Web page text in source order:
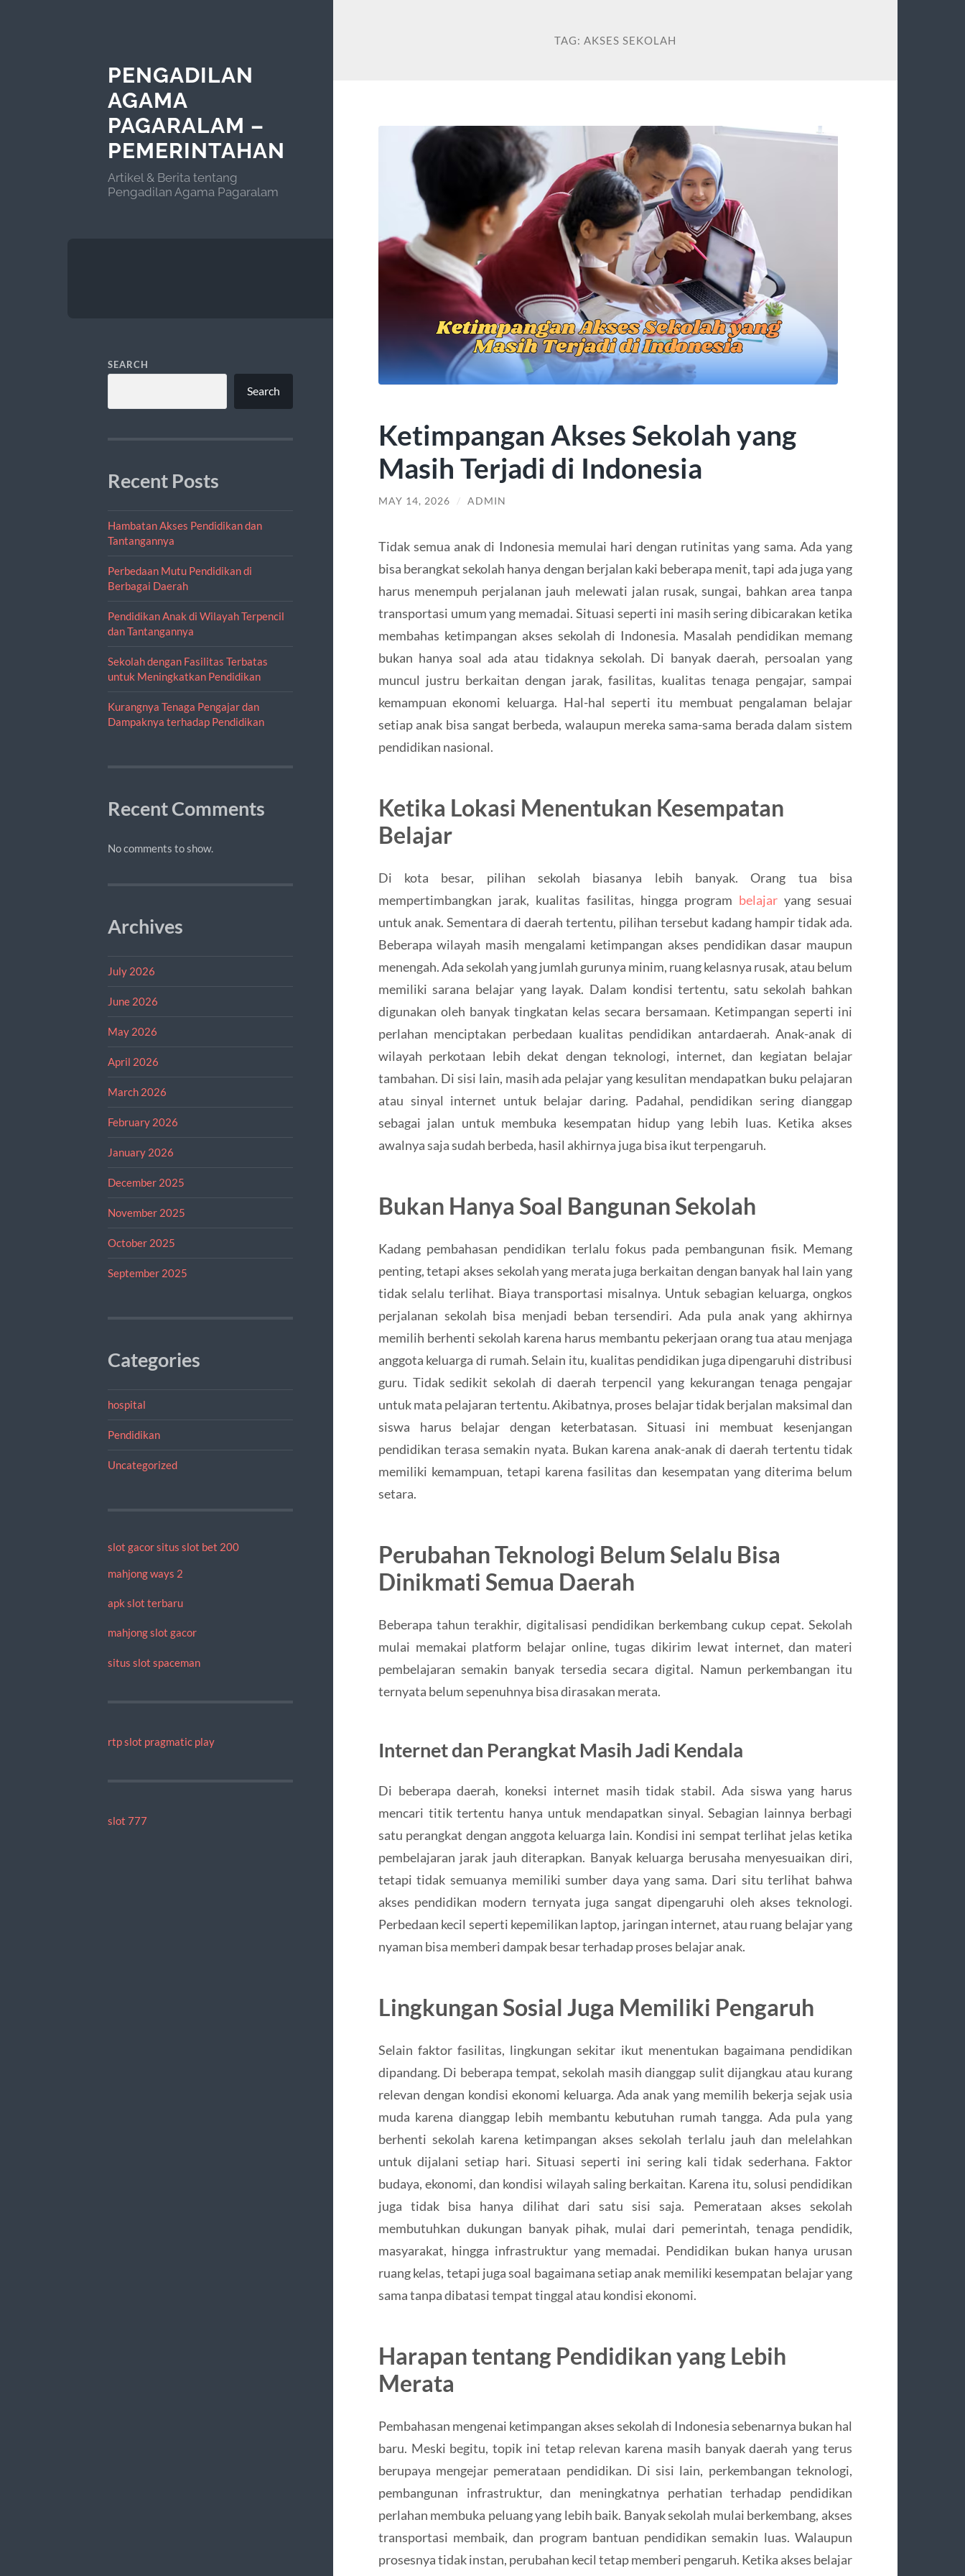
PENGADILAN
AGAMA
PAGARALAM –
PEMERINTAHAN
Artikel & Berita tentang
Pengadilan Agama Pagaralam
SEARCH
Search
Recent Posts
Hambatan Akses Pendidikan dan
Tantangannya
Perbedaan Mutu Pendidikan di
Berbagai Daerah
Pendidikan Anak di Wilayah Terpencil
dan Tantangannya
Sekolah dengan Fasilitas Terbatas
untuk Meningkatkan Pendidikan
Kurangnya Tenaga Pengajar dan
Dampaknya terhadap Pendidikan
Recent Comments
No comments to show.
Archives
July 2026
June 2026
May 2026
April 2026
March 2026
February 2026
January 2026
December 2025
November 2025
October 2025
September 2025
Categories
hospital
Pendidikan
Uncategorized
slot gacorsitus slot bet 200
mahjong ways 2
apk slot terbaru
mahjong slot gacor
situs slot spaceman
rtp slot pragmatic play
slot 777
TAG: AKSES SEKOLAH
Ketimpangan Akses Sekolah yang
Masih Terjadi di Indonesia
MAY 14, 2026 / ADMIN
Tidak semua anak di Indonesia memulai hari dengan rutinitas yang sama. Ada yang
bisa berangkat sekolah hanya dengan berjalan kaki beberapa menit, tapi ada juga yang
harus menempuh perjalanan jauh melewati jalan rusak, sungai, bahkan area tanpa
transportasi umum yang memadai. Situasi seperti ini masih sering dibicarakan ketika
membahas ketimpangan akses sekolah di Indonesia. Masalah pendidikan memang
bukan hanya soal ada atau tidaknya sekolah. Di banyak daerah, persoalan yang
muncul justru berkaitan dengan jarak, fasilitas, kualitas tenaga pengajar, sampai
kemampuan ekonomi keluarga. Hal-hal seperti itu membuat pengalaman belajar
setiap anak bisa sangat berbeda, walaupun mereka sama-sama berada dalam sistem
pendidikan nasional.
Ketika Lokasi Menentukan Kesempatan
Belajar
Di kota besar, pilihan sekolah biasanya lebih banyak. Orang tua bisa
mempertimbangkan jarak, kualitas fasilitas, hingga program belajaryang sesuai
untuk anak. Sementara di daerah tertentu, pilihan tersebut kadang hampir tidak ada.
Beberapa wilayah masih mengalami ketimpangan akses pendidikan dasar maupun
menengah. Ada sekolah yang jumlah gurunya minim, ruang kelasnya rusak, atau belum
memiliki sarana belajar yang layak. Dalam kondisi tertentu, satu sekolah bahkan
digunakan oleh banyak tingkatan kelas secara bersamaan. Ketimpangan seperti ini
perlahan menciptakan perbedaan kualitas pendidikan antardaerah. Anak-anak di
wilayah perkotaan lebih dekat dengan teknologi, internet, dan kegiatan belajar
tambahan. Di sisi lain, masih ada pelajar yang kesulitan mendapatkan buku pelajaran
atau sinyal internet untuk belajar daring. Padahal, pendidikan sering dianggap
sebagai jalan untuk membuka kesempatan hidup yang lebih luas. Ketika akses
awalnya saja sudah berbeda, hasil akhirnya juga bisa ikut terpengaruh.
Bukan Hanya Soal Bangunan Sekolah
Kadang pembahasan pendidikan terlalu fokus pada pembangunan fisik. Memang
penting, tetapi akses sekolah yang merata juga berkaitan dengan banyak hal lain yang
tidak selalu terlihat. Biaya transportasi misalnya. Untuk sebagian keluarga, ongkos
perjalanan sekolah bisa menjadi beban tersendiri. Ada pula anak yang akhirnya
memilih berhenti sekolah karena harus membantu pekerjaan orang tua atau menjaga
anggota keluarga di rumah. Selain itu, kualitas pendidikan juga dipengaruhi distribusi
guru. Tidak sedikit sekolah di daerah terpencil yang kekurangan tenaga pengajar
untuk mata pelajaran tertentu. Akibatnya, proses belajar tidak berjalan maksimal dan
siswa harus belajar dengan keterbatasan. Situasi ini membuat kesenjangan
pendidikan terasa semakin nyata. Bukan karena anak-anak di daerah tertentu tidak
memiliki kemampuan, tetapi karena fasilitas dan kesempatan yang diterima belum
setara.
Perubahan Teknologi Belum Selalu Bisa
Dinikmati Semua Daerah
Beberapa tahun terakhir, digitalisasi pendidikan berkembang cukup cepat. Sekolah
mulai memakai platform belajar online, tugas dikirim lewat internet, dan materi
pembelajaran semakin banyak tersedia secara digital. Namun perkembangan itu
ternyata belum sepenuhnya bisa dirasakan merata.
Internet dan Perangkat Masih Jadi Kendala
Di beberapa daerah, koneksi internet masih tidak stabil. Ada siswa yang harus
mencari titik tertentu hanya untuk mendapatkan sinyal. Sebagian lainnya berbagi
satu perangkat dengan anggota keluarga lain. Kondisi ini sempat terlihat jelas ketika
pembelajaran jarak jauh diterapkan. Banyak keluarga berusaha menyesuaikan diri,
tetapi tidak semuanya memiliki sumber daya yang sama. Dari situ terlihat bahwa
akses pendidikan modern ternyata juga sangat dipengaruhi oleh akses teknologi.
Perbedaan kecil seperti kepemilikan laptop, jaringan internet, atau ruang belajar yang
nyaman bisa memberi dampak besar terhadap proses belajar anak.
Lingkungan Sosial Juga Memiliki Pengaruh
Selain faktor fasilitas, lingkungan sekitar ikut menentukan bagaimana pendidikan
dipandang. Di beberapa tempat, sekolah masih dianggap sulit dijangkau atau kurang
relevan dengan kondisi ekonomi keluarga. Ada anak yang memilih bekerja sejak usia
muda karena dianggap lebih membantu kebutuhan rumah tangga. Ada pula yang
berhenti sekolah karena ketimpangan akses sekolah terlalu jauh dan melelahkan
untuk dijalani setiap hari. Situasi seperti ini sering kali tidak sederhana. Faktor
budaya, ekonomi, dan kondisi wilayah saling berkaitan. Karena itu, solusi pendidikan
juga tidak bisa hanya dilihat dari satu sisi saja. Pemerataan akses sekolah
membutuhkan dukungan banyak pihak, mulai dari pemerintah, tenaga pendidik,
masyarakat, hingga infrastruktur yang memadai. Pendidikan bukan hanya urusan
ruang kelas, tetapi juga soal bagaimana setiap anak memiliki kesempatan belajar yang
sama tanpa dibatasi tempat tinggal atau kondisi ekonomi.
Harapan tentang Pendidikan yang Lebih
Merata
Pembahasan mengenai ketimpangan akses sekolah di Indonesia sebenarnya bukan hal
baru. Meski begitu, topik ini tetap relevan karena masih banyak daerah yang terus
berupaya mengejar pemerataan pendidikan. Di sisi lain, perkembangan teknologi,
pembangunan infrastruktur, dan meningkatnya perhatian terhadap pendidikan
perlahan membuka peluang yang lebih baik. Banyak sekolah mulai berkembang, akses
transportasi membaik, dan program bantuan pendidikan semakin luas. Walaupun
prosesnya tidak instan, perubahan kecil tetap memberi pengaruh. Ketika akses belajar